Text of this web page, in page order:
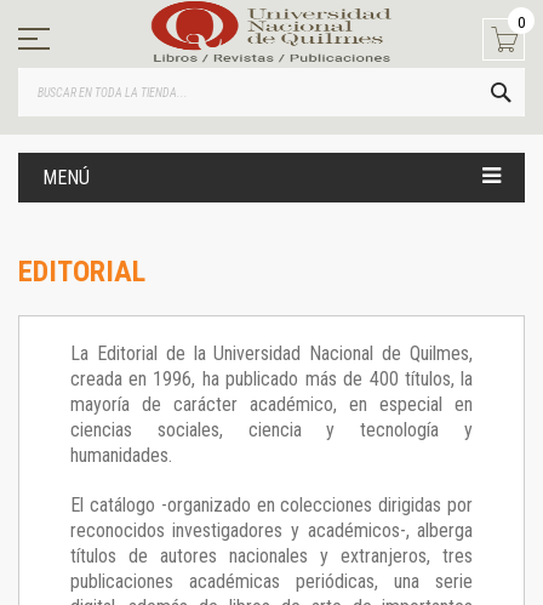
contenido
0
MENÚ
EDITORIAL
La Editorial de la Universidad Nacional de Quilmes,
creada en 1996, ha publicado más de 400 títulos, la
mayoría de carácter académico, en especial en
ciencias sociales, ciencia y tecnología y
humanidades.
El catálogo -organizado en colecciones dirigidas por
reconocidos investigadores y académicos-, alberga
títulos de autores nacionales y extranjeros, tres
publicaciones académicas periódicas, una serie